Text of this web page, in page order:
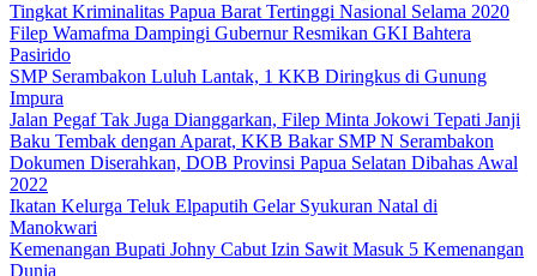
Tingkat Kriminalitas Papua Barat Tertinggi Nasional Selama 2020
Filep Wamafma Dampingi Gubernur Resmikan GKI Bahtera
Pasirido
SMP Serambakon Luluh Lantak, 1 KKB Diringkus di Gunung
Impura
Jalan Pegaf Tak Juga Dianggarkan, Filep Minta Jokowi Tepati Janji
Baku Tembak dengan Aparat, KKB Bakar SMP N Serambakon
Dokumen Diserahkan, DOB Provinsi Papua Selatan Dibahas Awal
2022
Ikatan Kelurga Teluk Elpaputih Gelar Syukuran Natal di
Manokwari
Kemenangan Bupati Johny Cabut Izin Sawit Masuk 5 Kemenangan
Dunia